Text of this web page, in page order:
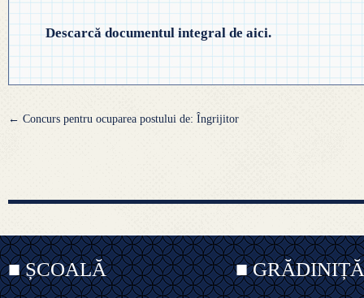
Descarcă documentul integral de aici.
Navigare
← Concurs pentru ocuparea postului de: Îngrijitor
■ ȘCOALĂ ■ GRĂDINIȚĂ